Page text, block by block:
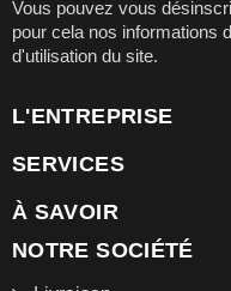
Vous pouvez vous
pour cela nos informations
d'utilisation du site.
L'ENTREPRISE
SERVICES
À SAVOIR
NOTRE SOCIÉTÉ